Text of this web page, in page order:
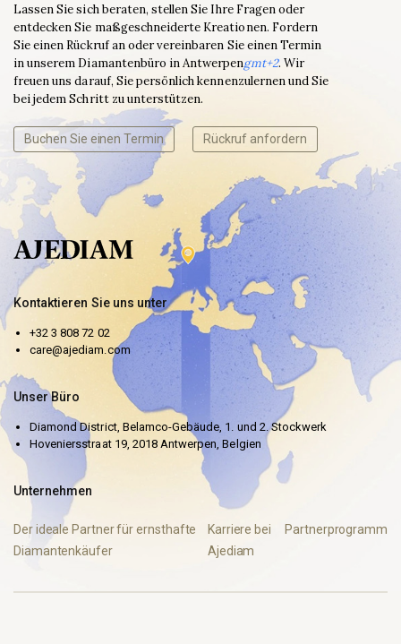
Lassen Sie sich beraten, stellen Sie Ihre Fragen oder
entdecken Sie maßgeschneiderte Kreationen. Fordern
Sie einen Rückruf an oder vereinbaren Sie einen Termin
in unserem Diamantenbüro in Antwerpengmt+2. Wir
freuen uns darauf, Sie persönlich kennenzulernen und Sie
bei jedem Schritt zu unterstützen.
Buchen Sie einen Termin Rückruf anfordern
Kontaktieren Sie uns unter
+32 3 808 72 02
care@ajediam.com
Unser Büro
Diamond District, Belamco-Gebäude, 1. und 2. Stockwerk
Hoveniersstraat 19, 2018 Antwerpen, Belgien
Unternehmen
Der ideale Partner für ernsthafte
Diamantenkäufer
Karriere bei
Ajediam
Partnerprogramm